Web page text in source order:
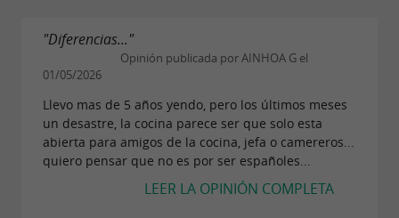
"Diferencias..."
Opinión publicada por AINHOA G el
01/05/2026
Llevo mas de 5 años yendo, pero los últimos meses
un desastre, la cocina parece ser que solo esta
abierta para amigos de la cocina, jefa o camereros...
quiero pensar que no es por ser españoles...
LEER LA OPINIÓN COMPLETA